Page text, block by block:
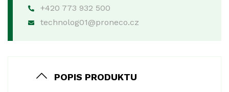
+420 773 932 500
technolog01@proneco.cz
POPIS PRODUKTU